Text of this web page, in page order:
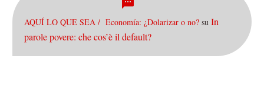
AQUÍ LO QUE SEA / Economía: ¿Dolarizar o no? su In
parole povere: che cos’è il default?